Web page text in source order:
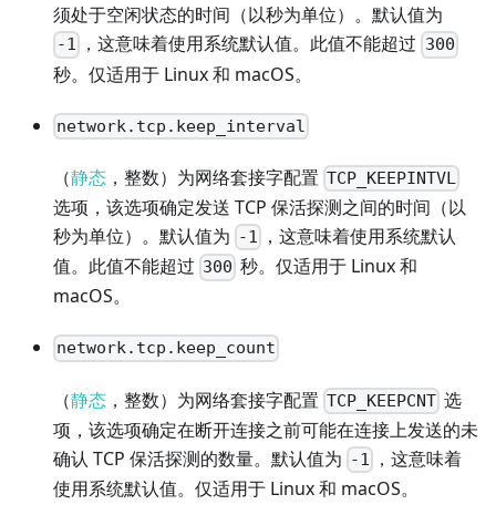
须处于空闲状态的时间（以秒为单位）。默认值为
-1 ，这意味着使用系统默认值。此值不能超过 300
秒。仅适用于 Linux 和 macOS。
network.tcp.keep_interval
（静态 ，整数）为网络套接字配置 TCP_KEEPINTVL
选项，该选项确定发送 TCP 保活探测之间的时间（以
秒为单位）。默认值为 -1
，这意味着使用系统默认
值。此值不能超过 300 秒。仅适用于 Linux 和
macOS。
network.tcp.keep_count
（静态 ，整数）为网络套接字配置 TCP_KEEPCNT 选
项，该选项确定在断开连接之前可能在连接上发送的未
确认 TCP 保活探测的数量。默认值为 -1
，这意味着
使用系统默认值。仅适用于 Linux 和 macOS。